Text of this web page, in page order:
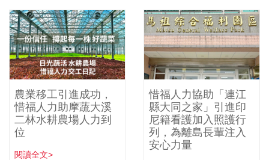
農業移工引進成功，
惜福人力助摩蔬大溪
二林水耕農場人力到
位
閱讀全文>
惜福人力協助「連江
縣大同之家」引進印
尼籍看護加入照護行
列，為離島長輩注入
安心力量